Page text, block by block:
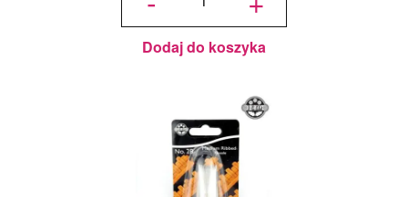
Kula i Grot
Dodaj do koszyka